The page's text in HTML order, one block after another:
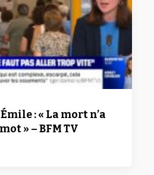
: « La mort n’a
» – BFM TV